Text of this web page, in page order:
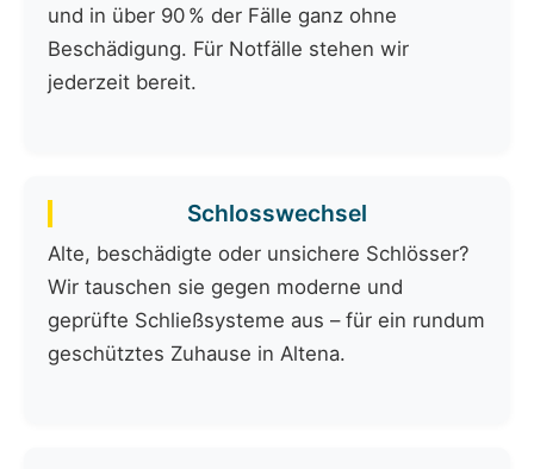
und in über 90 % der Fälle ganz ohne
Beschädigung. Für Notfälle stehen wir
jederzeit bereit.
Schlosswechsel
Alte, beschädigte oder unsichere Schlösser?
Wir tauschen sie gegen moderne und
geprüfte Schließsysteme aus – für ein rundum
geschütztes Zuhause in Altena.